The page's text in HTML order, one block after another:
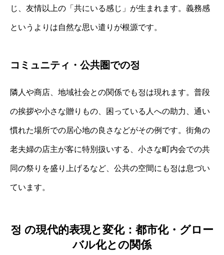
じ、友情以上の「共にいる感じ」が生まれます。義務感
というよりは自然な思い遣りが根源です。
コミュニティ・公共圏での정
隣人や商店、地域社会との関係でも정は現れます。普段
の挨拶や小さな贈りもの、困っている人への助力、通い
慣れた場所での居心地の良さなどがその例です。街角の
老夫婦の店主が客に特別扱いする、小さな町内会での共
同の祭りを盛り上げるなど、公共の空間にも정は息づい
ています。
정 の現代的表現と変化：都市化・グロー
バル化との関係